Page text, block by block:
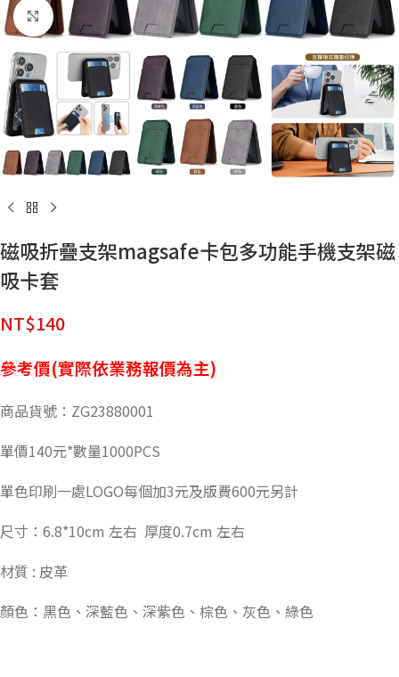
點擊放大
磁吸折疊支架magsafe卡包多功能手機支架磁
吸卡套
NT$140
參考價(實際依業務報價為主)
商品貨號：ZG23880001
單價140元*數量1000PCS
單色印刷一處LOGO每個加3元及版費600元另計
尺寸：6.8*10cm 左右 厚度0.7cm 左右
材質 : 皮革
顏色：黑色、深藍色、深紫色、棕色、灰色、綠色